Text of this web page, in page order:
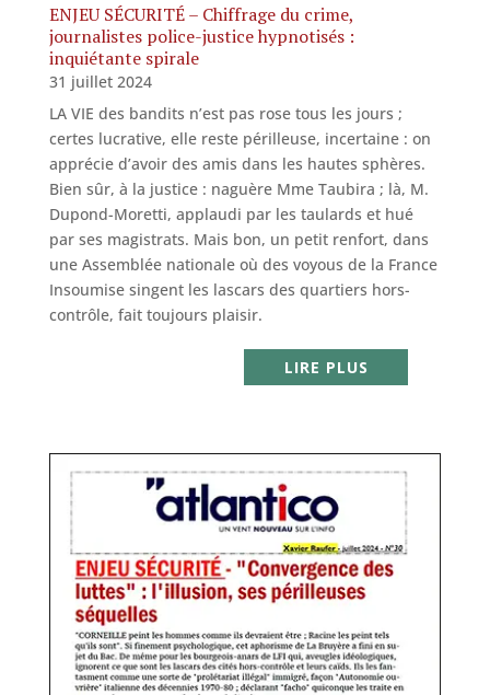
ENJEU SÉCURITÉ – Chiffrage du crime,
journalistes police-justice hypnotisés :
inquiétante spirale
31 juillet 2024
LA VIE des bandits n’est pas rose tous les jours ;
certes lucrative, elle reste périlleuse, incertaine : on
apprécie d’avoir des amis dans les hautes sphères.
Bien sûr, à la justice : naguère Mme Taubira ; là, M.
Dupond-Moretti, applaudi par les taulards et hué
par ses magistrats. Mais bon, un petit renfort, dans
une Assemblée nationale où des voyous de la France
Insoumise singent les lascars des quartiers hors-
contrôle, fait toujours plaisir.
LIRE PLUS